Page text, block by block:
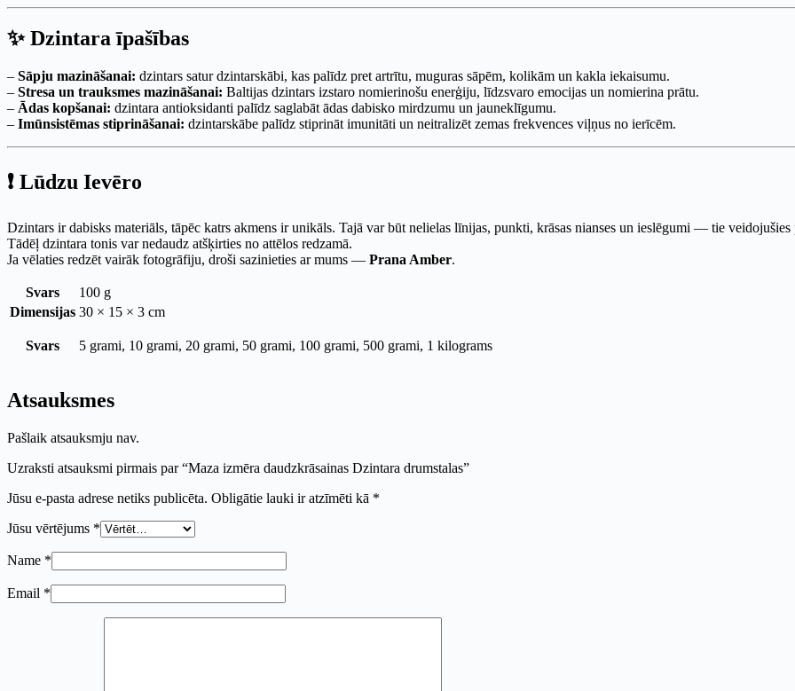
✨ Dzintara īpašības
– Sāpju mazināšanai: dzintars satur dzintarskābi, kas palīdz pret artrītu, muguras sāpēm, kolikām un kakla iekaisumu.
– Stresa un trauksmes mazināšanai: Baltijas dzintars izstaro nomierinošu enerģiju, līdzsvaro emocijas un nomierina prātu.
– Ādas kopšanai: dzintara antioksidanti palīdz saglabāt ādas dabisko mirdzumu un jauneklīgumu.
– Imūnsistēmas stiprināšanai: dzintarskābe palīdz stiprināt imunitāti un neitralizēt zemas frekvences viļņus no ierīcēm.
❗ Lūdzu Ievēro
Dzintars ir dabisks materiāls, tāpēc katrs akmens ir unikāls. Tajā var būt nelielas līnijas, punkti, krāsas nianses un ieslēgumi — tie
Tādēļ dzintara tonis var nedaudz atšķirties no attēlos redzamā.
Ja vēlaties redzēt vairāk fotogrāfiju, droši sazinieties ar mums — Prana Amber.
Svars
100 g
Dimensijas 30 × 15 × 3 cm
Svars 5 grami, 10 grami, 20 grami, 50 grami, 100 grami, 500 grami, 1 kilograms
Atsauksmes
Pašlaik atsauksmju nav.
Uzraksti atsauksmi pirmais par “Maza izmēra daudzkrāsainas Dzintara drumstalas”
Jūsu e-pasta adrese netiks publicēta. Obligātie lauki ir atzīmēti kā *
Jūsu vērtējums *
Name *
Email *